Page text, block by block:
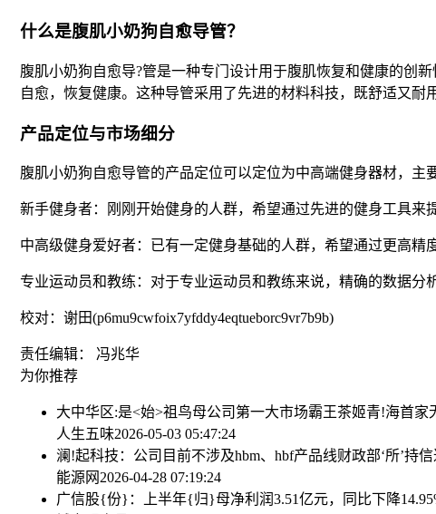
什么是腹肌小奶狗自愈导管？
腹肌小奶狗自愈导?管是一种专门设计用于腹肌恢复和健康的创
自愈，恢复健康。这种导管采用了先进的材料科技，既舒适又耐
产品定位与市场细分
腹肌小奶狗自愈导管的产品定位可以定位为中高端健身器材，主
新手健身者：刚刚开始健身的人群，希望通过先进的健身工具来
中高级健身爱好者：已有一定健身基础的人群，希望通过更高精
专业运动员和教练：对于专业运动员和教练来说，精确的数据分
校对：谢田(p6mu9cwfoix7yfddy4eqtueborc9vr7b9b)
责任编辑： 冯兆华
为你推荐
大中华区:是<始>祖鸟母公司第一大市场霸王茶姬青!海首家
人生五味2026-05-03 05:47:24
澜!起科技：公司目前不涉及hbm、hbf产品线财政部‘所’持
能源网2026-04-28 07:19:24
广信股{份}：上半年{归}母净利润3.51亿元，同比下降